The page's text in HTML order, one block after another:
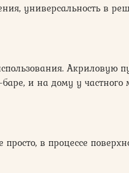
универсальность в
Акриловую
и на дому у частного
просто, в процессе